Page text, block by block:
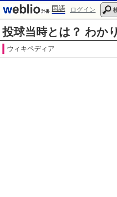
国語 ログイン
投球当時とは？ わか
ウィキペディア